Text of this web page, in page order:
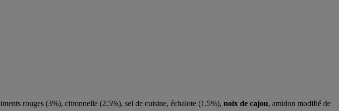
rouges (3%), citronnelle (2.5%), sel de cuisine, échalote (1.5%), noix de cajou, amidon modifié de